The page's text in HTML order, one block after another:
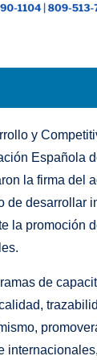
y
Española
la firma del
de desarrollar
la promoción
de